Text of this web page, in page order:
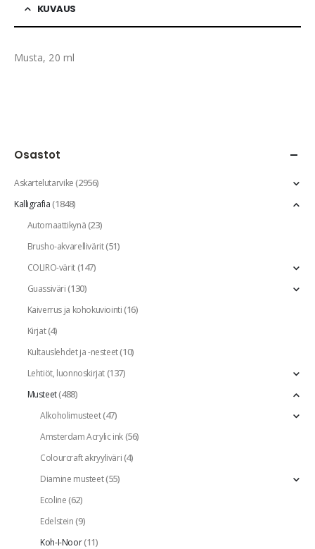
KUVAUS
Musta, 20 ml
Osastot
Askartelutarvike(2956)
Kalligrafia(1848)
Automaattikynä(23)
Brusho-akvarellivärit(51)
COLIRO-värit(147)
Guassiväri(130)
Kaiverrus ja kohokuviointi(16)
Kirjat(4)
Kultauslehdet ja -nesteet(10)
Lehtiöt, luonnoskirjat(137)
Musteet(488)
Alkoholimusteet(47)
Amsterdam Acrylic ink(56)
Colourcraft akryyliväri(4)
Diamine musteet(55)
Ecoline(62)
Edelstein(9)
Koh-I-Noor(11)